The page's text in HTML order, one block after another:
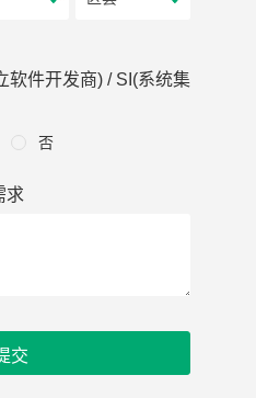
软件开发商) / SI(系统集
否
求
交